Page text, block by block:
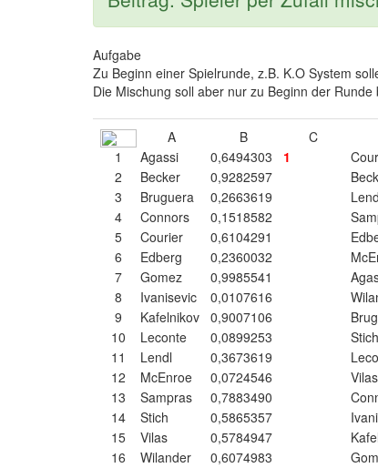
Aufgabe
Zu Beginn einer Spielrunde, z.B. K.O System
Die Mischung soll aber nur zu Beginn der
A B C
1
Agassi 0,6494303 1
2
Becker 0,9282597
3
Bruguera 0,2663619
4
Connors 0,1518582
5
Courier 0,6104291
6
Edberg 0,2360032
7
Gomez 0,9985541
8
Ivanisevic 0,0107616
9
Kafelnikov 0,9007106
10
Leconte 0,0899253
Stich
11
Lendl 0,3673619
12
McEnroe 0,0724546
Vilas
13
Sampras 0,7883490
14
Stich 0,5865357
15
Vilas 0,5784947
16
Wilander 0,6074983